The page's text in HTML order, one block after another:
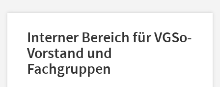
Interner Bereich für VGSo-
Vorstand und
Fachgruppen